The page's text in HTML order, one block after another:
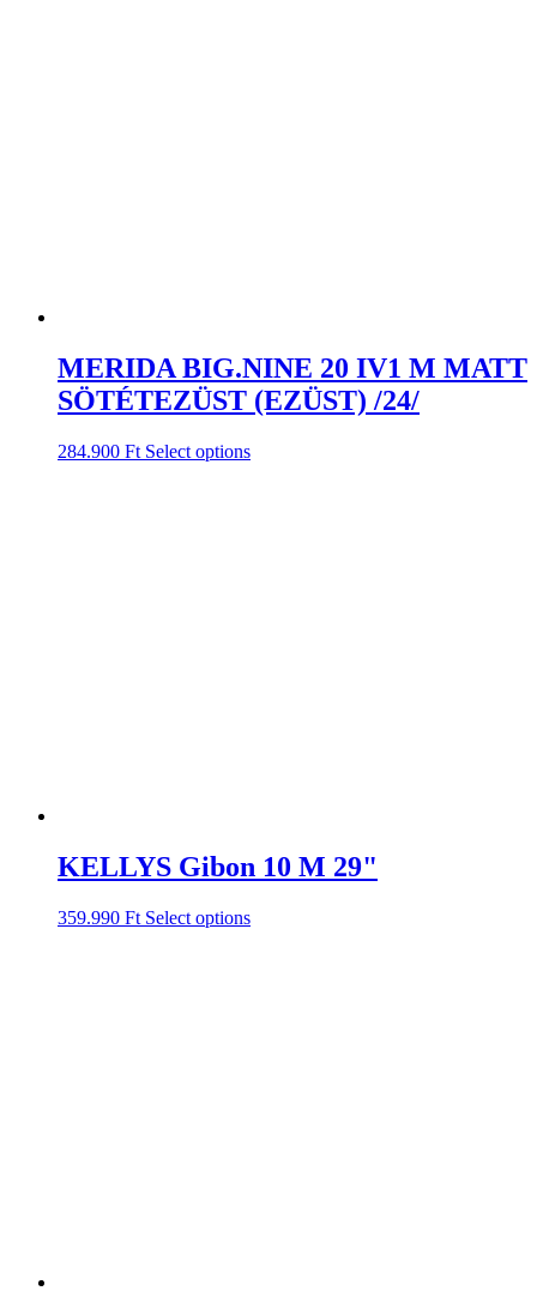
MERIDA BIG.NINE 20 IV1 M MATT
SÖTÉTEZÜST (EZÜST) /24/
284.900 Ft Select options
KELLYS Gibon 10 M 29"
359.990 Ft Select options